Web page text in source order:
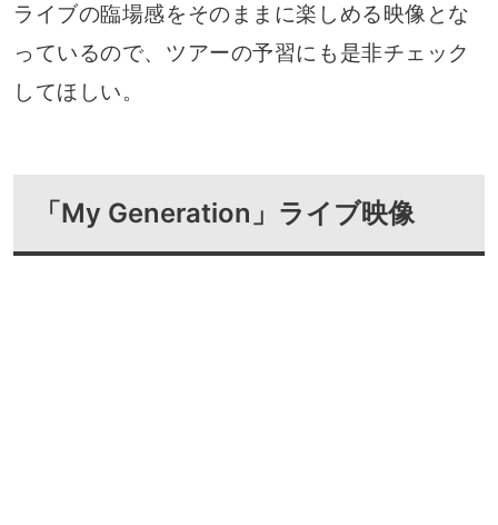
ライブの臨場感をそのままに楽しめる映像とな
っているので、ツアーの予習にも是非チェック
してほしい。
「My Generation」ライブ映像